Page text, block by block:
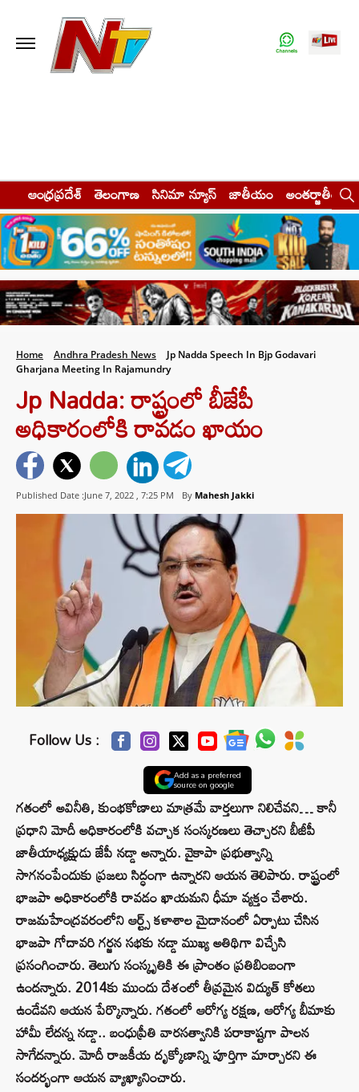
ఆంధ్రప్రదేశ్ తెలంగాణ సినిమా న్యూస్ జాతీయం అంతర్జాతీయం
Home Andhra Pradesh News
Jp Nadda Speech In Bjp Godavari
Gharjana Meeting In Rajamundry
Jp Nadda: రాష్ట్రంలో బీజేపీ
అధికారంలోకి రావడం ఖాయం
Published Date :June 7, 2022 , 7:25 PM By Mahesh Jakki
Follow Us :
Add as a preferred
source on google
గతంలో అవినీతి, కుంభకోణాలు మాత్రమే వార్తలుగా నిలిచేవని… కానీ
ప్రధాని మోదీ అధికారంలోకి వచ్చాక సంస్కరణలు తెచ్చారని బీజీపీ
జాతీయాధ్యక్షుడు జేపీ నడ్డా అన్నారు. వైకాపా ప్రభుత్వాన్ని
సాగనంపేందుకు ప్రజలు సిద్ధంగా ఉన్నారని ఆయన తెలిపారు. రాష్ట్రంలో
భాజపా అధికారంలోకి రావడం ఖాయమని ధీమా వ్యక్తం చేశారు.
రాజమహేంద్రవరంలోని ఆర్ట్స్ కళాశాల మైదానంలో ఏర్పాటు చేసిన
భాజపా గోదావరి గర్జన సభకు నడ్డా ముఖ్య అతిథిగా విచ్చేసి
ప్రసంగించారు. తెలుగు సంస్కృతికి ఈ ప్రాంతం ప్రతిబింబంగా
ఉందన్నారు. 2014కు ముందు దేశంలో తీవ్రమైన విద్యుత్ కోతలు
ఉండేవని ఆయన పేర్కొన్నారు. గతంలో ఆరోగ్య రక్షణ, ఆరోగ్య బీమాకు
హామీ లేదన్న నడ్డా.. బంధుప్రీతి వారసత్వానికి పరాకాష్టగా పాలన
సాగేదన్నారు. మోదీ రాజకీయ దృక్కోణాన్ని పూర్తిగా మార్చారని ఈ
సందర్భంగా ఆయన వ్యాఖ్యానించారు.